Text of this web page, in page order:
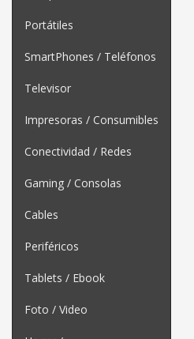
Portátiles
SmartPhones / Teléfonos
Televisor
Impresoras / Consumibles
Conectividad / Redes
Gaming / Consolas
Cables
Periféricos
Tablets / Ebook
Foto / Video